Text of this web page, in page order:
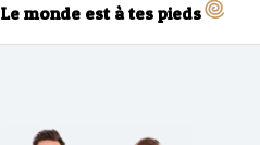
Le monde est à tes pieds